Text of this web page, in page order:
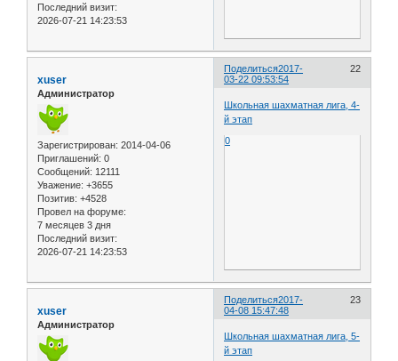
Последний визит:
2026-07-21 14:23:53
Поделиться 22
2017-
03-22 09:53:54
xuser
Администратор
Зарегистрирован: 2014-04-06
Приглашений: 0
Сообщений: 12111
Уважение: +3655
Позитив: +4528
Провел на форуме:
7 месяцев 3 дня
Последний визит:
2026-07-21 14:23:53
Школьная шахматная лига, 4-
й этап
0
Поделиться 23
2017-
04-08 15:47:48
xuser
Администратор
Школьная шахматная лига, 5-
й этап